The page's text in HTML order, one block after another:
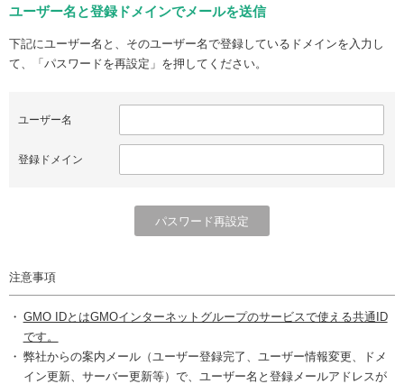
ユーザー名と登録ドメインでメールを送信
下記にユーザー名と、そのユーザー名で登録しているドメインを入力し
て、「パスワードを再設定」を押してください。
ユーザー名
登録ドメイン
注意事項
GMO IDとはGMOインターネットグループのサービスで使える共通ID
です。
弊社からの案内メール（ユーザー登録完了、ユーザー情報変更、ドメ
イン更新、サーバー更新等）で、ユーザー名と登録メールアドレスが